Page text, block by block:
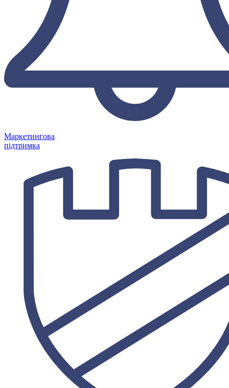
Маркетингова
підтримка